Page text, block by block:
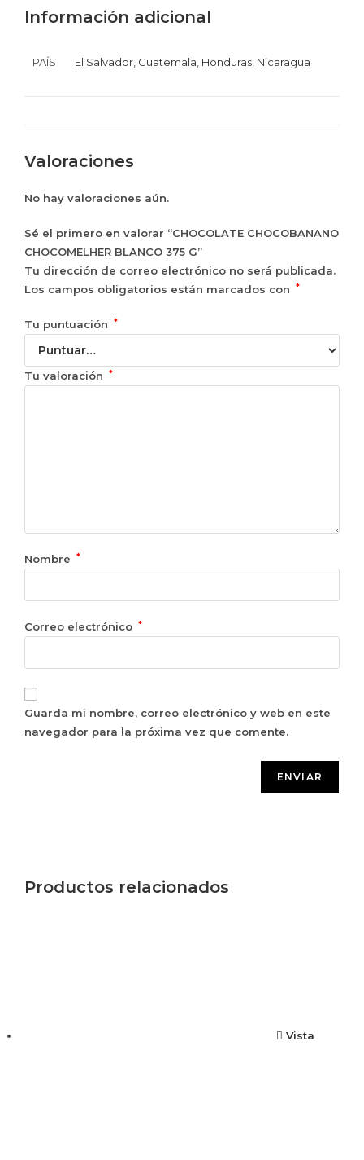
Información adicional
PAÍS El Salvador Guatemala Honduras Nicaragua
Valoraciones
No hay valoraciones aún.
Sé el primero en valorar “CHOCOLATE CHOCOBANANO
CHOCOMELHER BLANCO 375 G”
Tu dirección de correo electrónico no será publicada.
Los campos obligatorios están marcados con
*
Tu puntuación *
Tu valoración *
Nombre *
Correo electrónico *
Guarda mi nombre, correo electrónico y web en este
navegador para la próxima vez que comente.
Productos relacionados
Vista